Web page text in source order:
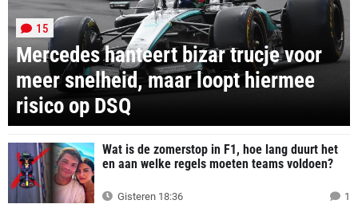
Mercedes hanteert bizar trucje voor
meer snelheid, maar loopt hiermee
risico op DSQ
15
Wat is de zomerstop in F1, hoe lang duurt het
en aan welke regels moeten teams voldoen?
Gisteren 18:36 1